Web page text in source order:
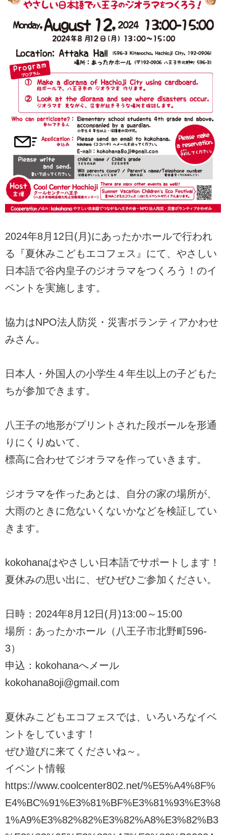
2024年8月12日(月)にあったかホールで行われ
る『夏休みこどもエコフェス』にて、やさしい
日本語で谷内皇子のジオラマをつくろう！のイ
ベントを実施します。
協力はNPO法人防災・災害ボランティアかわせ
みさん。
日本人・外国人の小学生４年生以上の子どもた
ちが参加できます。
八王子の地形がプリントされた段ボールを形通
りにくりぬいて、
標高に合わせてジオラマを作っていきます。
ジオラマを作ったあとは、自分の家の場所が、
大雨のときに危ないくないかなどを検証してい
きます。
kokohanaはやさしい日本語でサポートします！
夏休みの思い出に、ぜひぜひご参加ください。
日時：2024年8月12日(月)13:00～15:00
場所：あったかホール（八王子市北野町596-
3）
申込：kokohanaへメール
kokohana8oji@gmail.com
夏休みこどもエコフェスでは、いろいろなイベ
ントをしています！
ぜひ遊びに来てくださいね～。
イベント情報
https://www.coolcenter802.net/%E5%A4%8F%
E4%BC%91%E3%81%BF%E3%81%93%E3%8
1%A9%E3%82%82%E3%82%A8%E3%82%B3